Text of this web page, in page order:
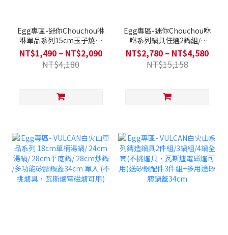
Egg專區-迷你Chouchou咻
咻單品系列15cm玉子燒鍋
(全覆底)/20cm雙耳湯鍋(全
覆底)/ 24cm平底鍋(全覆
底)/ 24cm炒鍋(全覆底) 單
NT$1,490 ~ NT$2,090
NT$4,180
Egg專區-迷你Chouchou咻
咻系列鍋具任選2鍋組/3
鍋/4鍋全套 (全覆底/不挑爐
具，瓦斯爐電磁爐可用)送矽
膠湯勺+矽膠鍋鏟(款式隨機)
NT$2,780 ~ NT$4,580
NT$15,158